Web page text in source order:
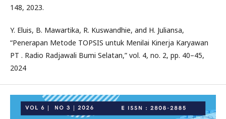
148, 2023.
Y. Eluis, B. Mawartika, R. Kuswandhie, and H. Juliansa,
“Penerapan Metode TOPSIS untuk Menilai Kinerja Karyawan
PT . Radio Radjawali Bumi Selatan,” vol. 4, no. 2, pp. 40–45,
2024